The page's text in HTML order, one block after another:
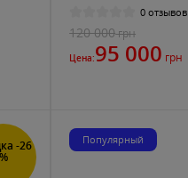
0 отзывов
120 000грн
Цена:95 000 грн
-26
%
Популярный